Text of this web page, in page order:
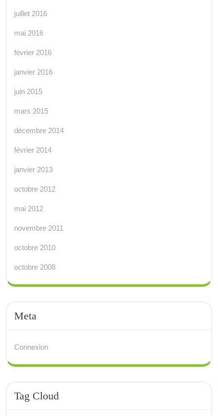
juillet 2016
mai 2016
février 2016
janvier 2016
juin 2015
mars 2015
décembre 2014
février 2014
janvier 2013
octobre 2012
mai 2012
novembre 2011
octobre 2010
octobre 2008
Meta
Connexion
Tag Cloud